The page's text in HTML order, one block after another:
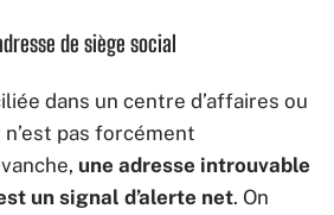
de siège social
dans un centre d’affaires ou
pas forcément
une adresse introuvable
un signal d’alerte net. On